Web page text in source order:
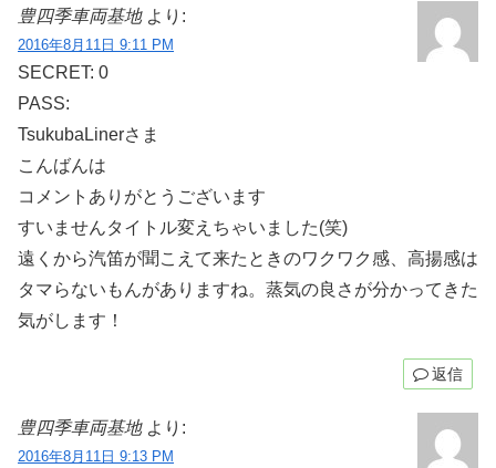
豊四季車両基地 より:
2016年8月11日 9:11 PM
SECRET: 0
PASS:
TsukubaLinerさま
こんばんは
コメントありがとうございます
すいませんタイトル変えちゃいました(笑)
遠くから汽笛が聞こえて来たときのワクワク感、高揚感は
タマらないもんがありますね。蒸気の良さが分かってきた
気がします！
返信
豊四季車両基地 より:
2016年8月11日 9:13 PM